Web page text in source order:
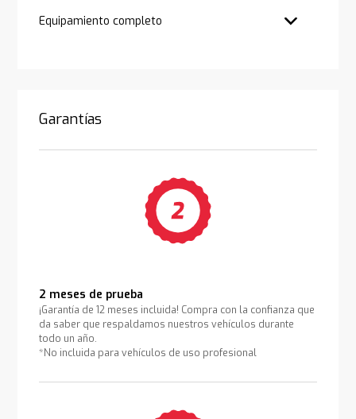
Equipamiento completo
Garantías
2 meses de prueba
¡Garantía de 12 meses incluida! Compra con la confianza que
da saber que respaldamos nuestros vehículos durante
todo un año.
*No incluida para vehículos de uso profesional